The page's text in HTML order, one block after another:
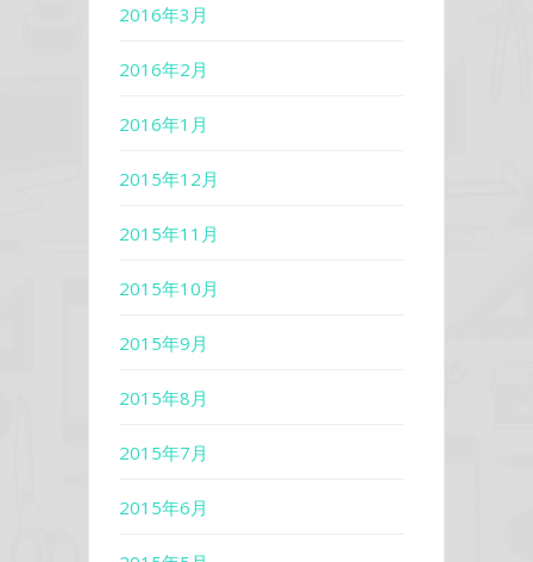
2016年3月
2016年2月
2016年1月
2015年12月
2015年11月
2015年10月
2015年9月
2015年8月
2015年7月
2015年6月